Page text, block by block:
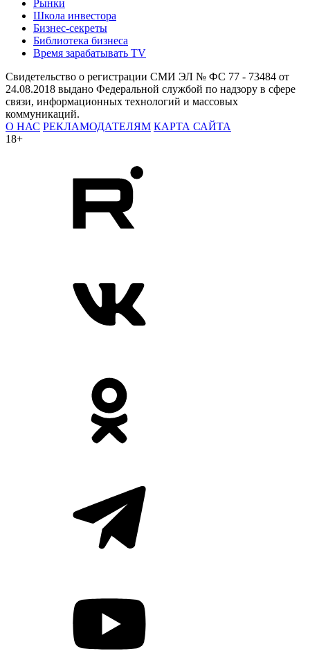
Рынки
Школа инвестора
Бизнес-секреты
Библиотека бизнеса
Время зарабатывать TV
Свидетельство о регистрации СМИ ЭЛ № ФС 77 - 73484 от
24.08.2018 выдано Федеральной службой по надзору в сфере
связи, информационных технологий и массовых
коммуникаций.
О НАС РЕКЛАМОДАТЕЛЯМ КАРТА САЙТА
18+